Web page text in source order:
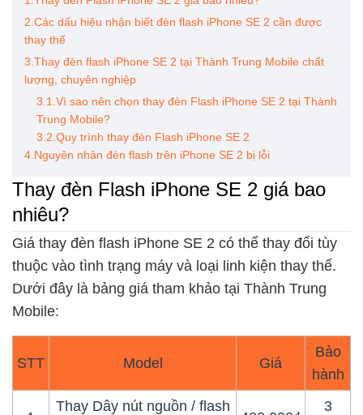
2.Các dấu hiệu nhận biết đèn flash iPhone SE 2 cần được
thay thế
3.Thay đèn flash iPhone SE 2 tại Thành Trung Mobile chất
lượng, chuyên nghiệp
3.1.Vì sao nên chọn thay đèn Flash iPhone SE 2 tại Thành
Trung Mobile?
3.2.Quy trình thay đèn Flash iPhone SE 2
4.Nguyên nhân đèn flash trên iPhone SE 2 bị lỗi
Thay đèn Flash iPhone SE 2 giá bao
nhiêu?
Giá thay đèn flash iPhone SE 2 có thể thay đổi tùy
thuộc vào tình trạng máy và loại linh kiện thay thế.
Dưới đây là bảng giá tham khảo tại Thành Trung
Mobile:
STT Model Giá
Bảo
hành
Thay Dây nút nguồn / flash
3